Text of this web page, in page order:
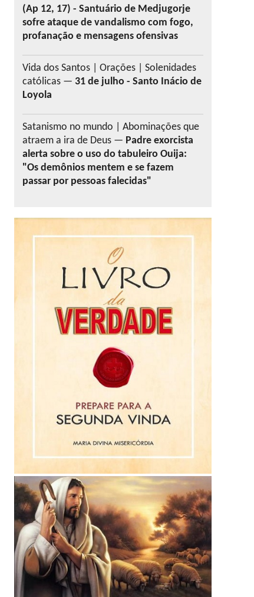
(Ap 12, 17) - Santuário de Medjugorje
sofre ataque de vandalismo com fogo,
profanação e mensagens ofensivas
Vida dos Santos | Orações | Solenidades
católicas — 31 de julho - Santo Inácio de
Loyola
Satanismo no mundo | Abominações que
atraem a ira de Deus — Padre exorcista
alerta sobre o uso do tabuleiro Ouija:
"Os demônios mentem e se fazem
passar por pessoas falecidas"